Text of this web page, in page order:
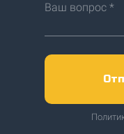
Ваш вопрос *